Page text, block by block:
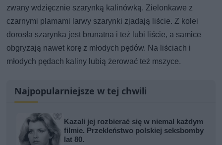
zwany wdzięcznie szarynką kalinówką. Zielonkawe z
czarnymi plamami larwy szarynki zjadają liście. Z kolei
dorosła szarynka jest brunatna i też lubi liście, a samice
obgryzają nawet korę z młodych pędów. Na liściach i
młodych pędach kaliny lubią żerować też mszyce.
Najpopularniejsze w tej chwili
Kazali jej rozbierać się w niemal każdym
filmie. Przekleństwo polskiej seksbomby
lat 80.